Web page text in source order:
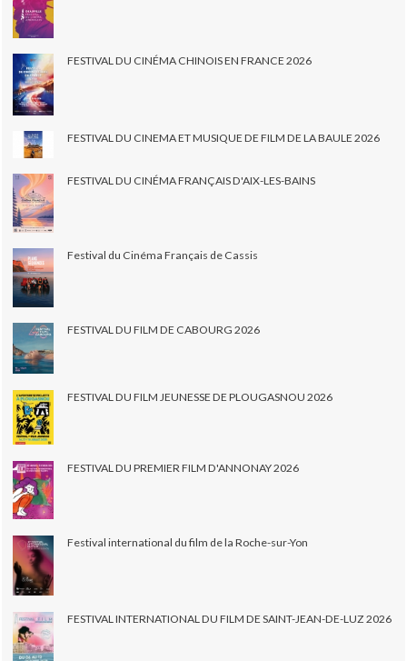
FESTIVAL DU CINÉMA CHINOIS EN FRANCE 2026
FESTIVAL DU CINEMA ET MUSIQUE DE FILM DE LA BAULE 2026
FESTIVAL DU CINÉMA FRANÇAIS D'AIX-LES-BAINS
Festival du Cinéma Français de Cassis
FESTIVAL DU FILM DE CABOURG 2026
FESTIVAL DU FILM JEUNESSE DE PLOUGASNOU 2026
FESTIVAL DU PREMIER FILM D'ANNONAY 2026
Festival international du film de la Roche-sur-Yon
FESTIVAL INTERNATIONAL DU FILM DE SAINT-JEAN-DE-LUZ 2026